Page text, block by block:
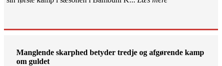
Manglende skarphed betyder tredje og afgørende kamp
om guldet